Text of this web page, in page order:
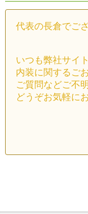
代表の長倉でご
いつも弊社サイ
内装に関するご
ご質問などご不
どうぞお気軽に